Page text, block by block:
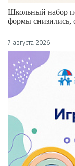
Школьный набор
формы
7 августа 2026